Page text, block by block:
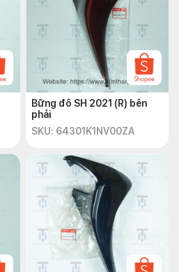
Bững đô SH 2021 (R) bên
phải
SKU: 64301K1NV00ZA